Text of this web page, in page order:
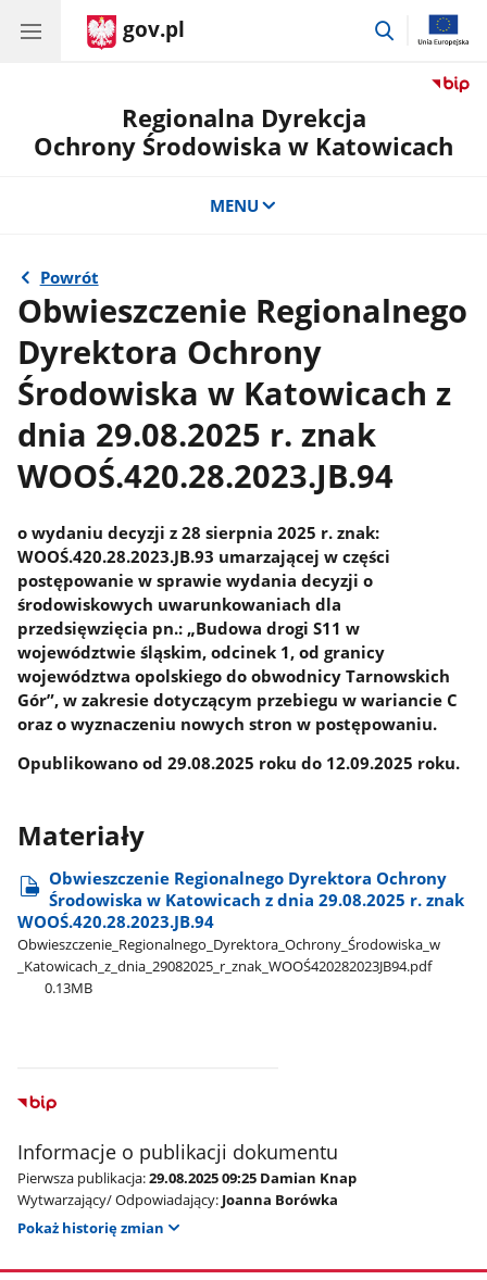
gov.pl
przejdź
Regionalna Dyrekcja
Ochrony Środowiska w Katowicach
MENU
Powrót
Obwieszczenie Regionalnego
Dyrektora Ochrony
Środowiska w Katowicach z
dnia 29.08.2025 r. znak
WOOŚ.420.28.2023.JB.94
o wydaniu decyzji z 28 sierpnia 2025 r. znak:
WOOŚ.420.28.2023.JB.93 umarzającej w części
postępowanie w sprawie wydania decyzji o
środowiskowych uwarunkowaniach dla
przedsięwzięcia pn.: „Budowa drogi S11 w
województwie śląskim, odcinek 1, od granicy
województwa opolskiego do obwodnicy Tarnowskich
Gór”, w zakresie dotyczącym przebiegu w wariancie C
oraz o wyznaczeniu nowych stron w postępowaniu.
Opublikowano od 29.08.2025 roku do 12.09.2025 roku.
Materiały
Obwieszczenie Regionalnego Dyrektora Ochrony
Środowiska w Katowicach z dnia 29.08.2025 r. znak
WOOŚ.420.28.2023.JB.94
Obwieszczenie​_Regionalnego​_Dyrektora​_Ochrony​_Środowiska​_w​
_Katowicach​_z​_dnia​_29082025​_r​_znak​_WOOŚ420282023JB94.pdf
0.13MB
Informacje o publikacji dokumentu
Pierwsza publikacja:29.08.2025 09:25 Damian Knap
Wytwarzający/ Odpowiadający: Joanna Borówka
Pokaż historię zmian